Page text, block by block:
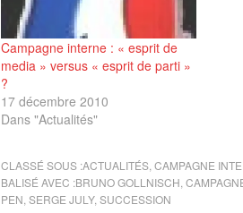
Campagne interne : « esprit de
media » versus « esprit de parti »
?
17 décembre 2010
Dans "Actualités"
CLASSÉ SOUS :ACTUALITÉS CAMPAGNE
BALISÉ AVEC :BRUNO GOLLNISCH
PEN SERGE JULY, SUCCESSION